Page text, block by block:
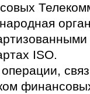
ISO.